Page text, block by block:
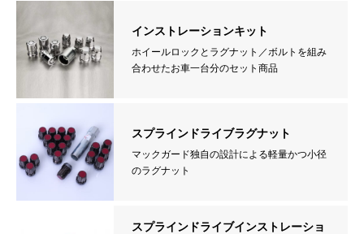
インストレーションキット
ホイールロックとラグナット／ボルトを組み
合わせたお車一台分のセット商品
スプラインドライブラグナット
マックガード独自の設計による軽量かつ小径
のラグナット
スプラインドライブインストレーショ